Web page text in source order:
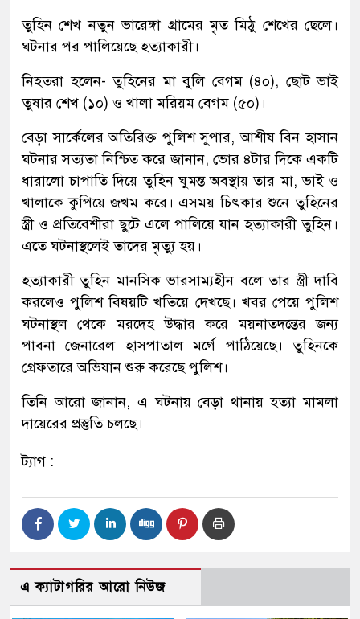
তুহিন শেখ নতুন ভারেঙ্গা গ্রামের মৃত মিঠু শেখের ছেলে।
ঘটনার পর পালিয়েছে হত্যাকারী।
নিহতরা হলেন- তুহিনের মা বুলি বেগম (৪০), ছোট ভাই
তুষার শেখ (১০) ও খালা মরিয়ম বেগম (৫০)।
বেড়া সার্কেলের অতিরিক্ত পুলিশ সুপার, আশীষ বিন হাসান
ঘটনার সত্যতা নিশ্চিত করে জানান, ভোর ৪টার দিকে একটি
ধারালো চাপাতি দিয়ে তুহিন ঘুমন্ত অবস্থায় তার মা, ভাই ও
খালাকে কুপিয়ে জখম করে। এসময় চিৎকার শুনে তুহিনের
স্ত্রী ও প্রতিবেশীরা ছুটে এলে পালিয়ে যান হত্যাকারী তুহিন।
এতে ঘটনাস্থলেই তাদের মৃত্যু হয়।
হত্যাকারী তুহিন মানসিক ভারসাম্যহীন বলে তার স্ত্রী দাবি
করলেও পুলিশ বিষয়টি খতিয়ে দেখছে। খবর পেয়ে পুলিশ
ঘটনাস্থল থেকে মরদেহ উদ্ধার করে ময়নাতদন্তের জন্য
পাবনা জেনারেল হাসপাতাল মর্গে পাঠিয়েছে। তুহিনকে
গ্রেফতারে অভিযান শুরু করেছে পুলিশ।
তিনি আরো জানান, এ ঘটনায় বেড়া থানায় হত্যা মামলা
দায়েরের প্রস্তুতি চলছে।
ট্যাগ :
এ ক্যাটাগরির আরো নিউজ